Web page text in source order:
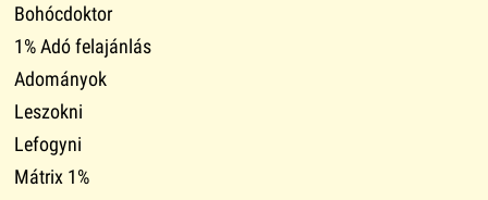
Bohócdoktor
1% Adó felajánlás
Adományok
Leszokni
Lefogyni
Mátrix 1%